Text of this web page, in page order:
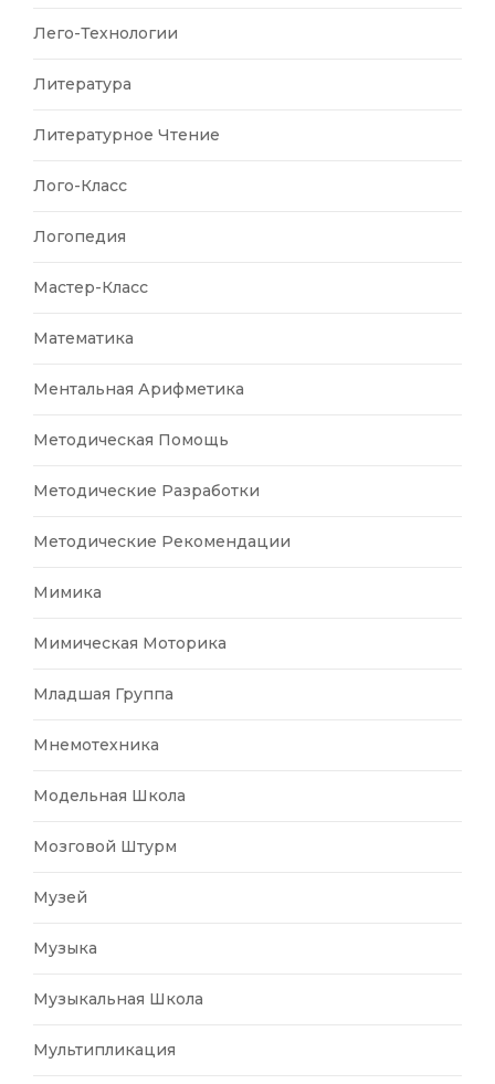
Лего-Технологии
Литература
Литературное Чтение
Лого-Класс
Логопедия
Мастер-Класс
Математика
Ментальная Арифметика
Методическая Помощь
Методические Разработки
Методические Рекомендации
Мимика
Мимическая Моторика
Младшая Группа
Мнемотехника
Модельная Школа
Мозговой Штурм
Музей
Музыка
Музыкальная Школа
Мультипликация